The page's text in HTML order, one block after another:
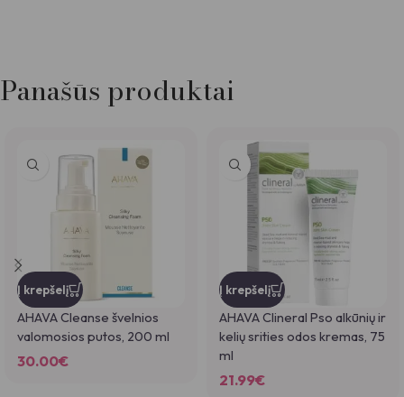
Pavadinimas*
El. paštas*
Noriu savo interneto naršyklėje išsaugoti vardą, el. pašto adresą ir
Panašūs produktai
Į krepšelį
AHAVA Cleanse švelnios
valomosios putos, 200 ml
30.00€
Į krepšelį
AHAVA Clineral Pso alkūnių ir
kelių srities odos kremas, 75
ml
21.99€